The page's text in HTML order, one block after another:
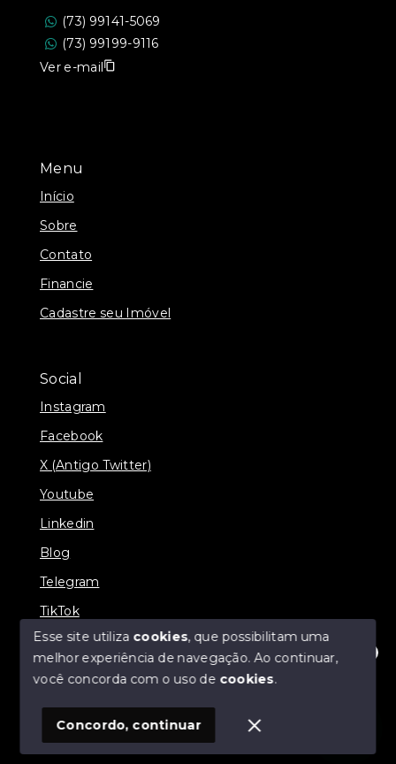
Olá! Estamos disponíveis para te ajudar.
Menu
Início
Sobre
Contato
Financie
Cadastre seu Imóvel
Social
Instagram
Facebook
X (Antigo Twitter)
Youtube
Linkedin
Blog
Telegram
TikTok
© Copyright 2026 - Zucotti Imóveis - Todos os direitos
SITE PARA IMOBILIARIA
(73) 99141-5069
(73) 99199-9116
Ver e-mail
Esse site utiliza cookies, que possibilitam uma
melhor experiência de navegação.Ao continuar,
você concorda com o uso de cookies.
Concordo, continuar